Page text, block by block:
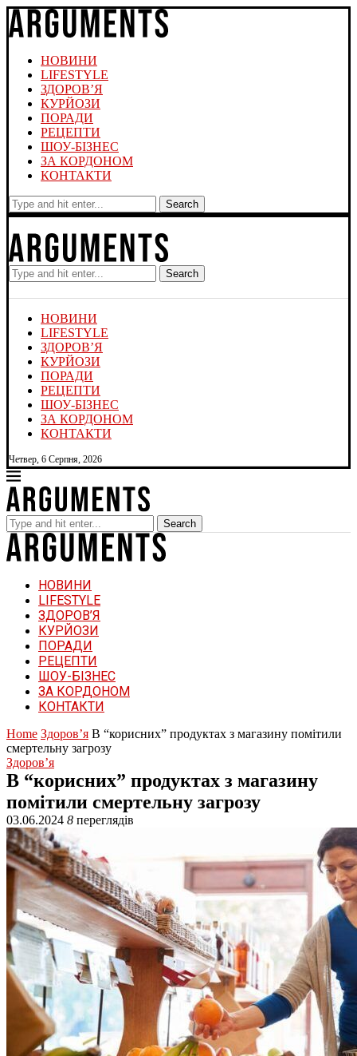
НОВИНИ
LIFESTYLE
ЗДОРОВ’Я
КУРЙОЗИ
ПОРАДИ
РЕЦЕПТИ
ШОУ-БІЗНЕС
ЗА КОРДОНОМ
КОНТАКТИ
Search
Search
НОВИНИ
LIFESTYLE
ЗДОРОВ’Я
КУРЙОЗИ
ПОРАДИ
РЕЦЕПТИ
ШОУ-БІЗНЕС
ЗА КОРДОНОМ
КОНТАКТИ
Четвер, 6 Серпня, 2026
Search
НОВИНИ
LIFESTYLE
ЗДОРОВ’Я
КУРЙОЗИ
ПОРАДИ
РЕЦЕПТИ
ШОУ-БІЗНЕС
ЗА КОРДОНОМ
КОНТАКТИ
Home Здоров’я В “корисних” продуктах з магазину помітили
смертельну загрозу
Здоров’я
В “корисних” продуктах з магазину
помітили смертельну загрозу
03.06.2024 8 переглядів